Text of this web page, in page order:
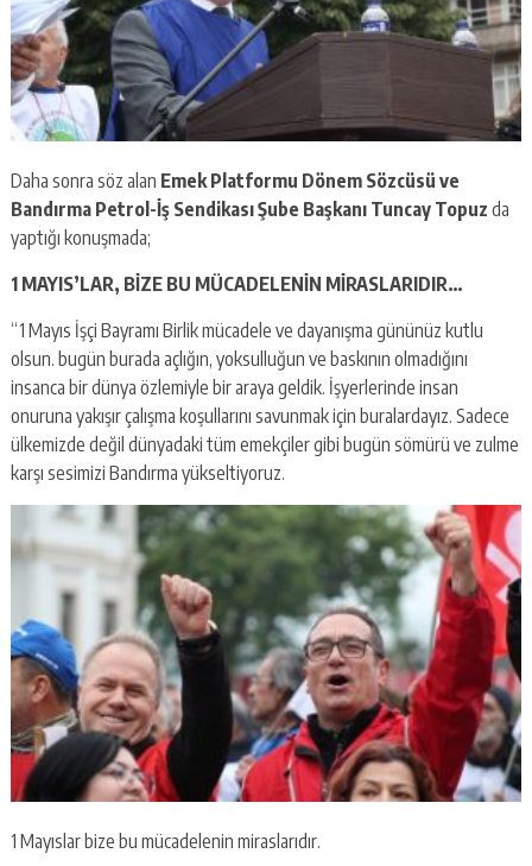
Daha sonra söz alan Emek Platformu Dönem Sözcüsü ve
Bandırma Petrol-İş Sendikası Şube Başkanı Tuncay Topuz da
yaptığı konuşmada;
1 MAYIS’LAR, BİZE BU MÜCADELENİN MİRASLARIDIR…
“1 Mayıs İşçi Bayramı Birlik mücadele ve dayanışma gününüz kutlu
olsun. bugün burada açlığın, yoksulluğun ve baskının olmadığını
insanca bir dünya özlemiyle bir araya geldik. İşyerlerinde insan
onuruna yakışır çalışma koşullarını savunmak için buralardayız. Sadece
ülkemizde değil dünyadaki tüm emekçiler gibi bugün sömürü ve zulme
karşı sesimizi Bandırma yükseltiyoruz.
1 Mayıslar bize bu mücadelenin miraslarıdır.